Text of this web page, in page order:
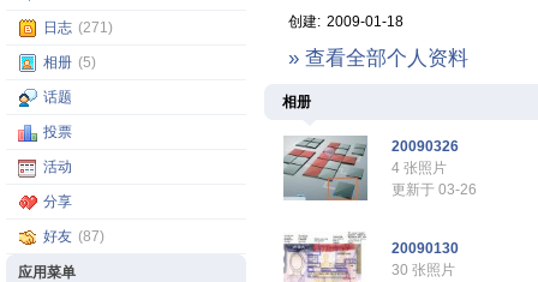
日志 (271)
相册 (5)
话题
投票
活动
分享
好友 (87)
应用菜单
创建: 2009-01-18
» 查看全部个人资料
相册
20090326
4 张照片
更新于 03-26
20090130
30 张照片